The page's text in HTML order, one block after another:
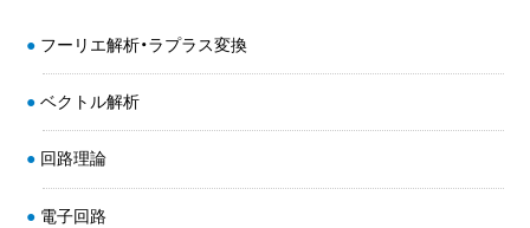
フーリエ解析・ラプラス変換
ベクトル解析
回路理論
電子回路